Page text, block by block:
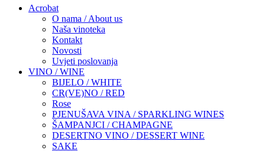
Acrobat
O nama / About us
Naša vinoteka
Kontakt
Novosti
Uvjeti poslovanja
VINO / WINE
BIJELO / WHITE
CR(VE)NO / RED
Rose
PJENUŠAVA VINA / SPARKLING WINES
ŠAMPANJCI / CHAMPAGNE
DESERTNO VINO / DESSERT WINE
SAKE